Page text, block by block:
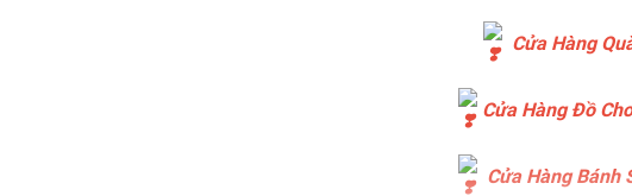
Cửa Hàng
Cửa Hàng Đồ
Cửa Hàng Bánh